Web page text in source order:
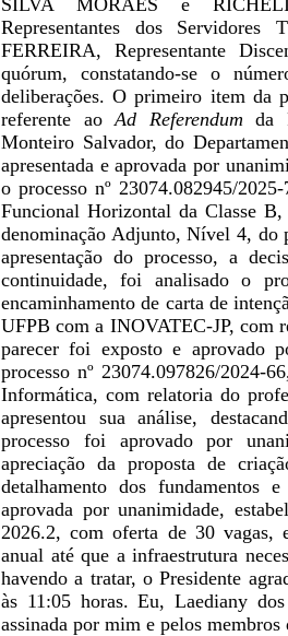
SILVA MORAES
e
Representantes dos
FERREIRA, Representante
quórum, constatando-se o
deliberações. O primeiro item da
referente aoAd Referendum da
Monteiro Salvador, do
apresentada e aprovada por
o processo nº 23074.082945/
Funcional Horizontal da Classe
denominação Adjunto, Nível 4, do
apresentação do processo, a
continuidade, foi analisado o
encaminhamento de carta de
UFPB com a INOVATEC-JP, com
parecer foi exposto e aprovado
processo nº 23074.097826/2024-
Informática, com relatoria do
apresentou sua análise,
processo foi aprovado por
apreciação da proposta de
detalhamento dos fundamentos
aprovada por unanimidade,
2026.2, com oferta de 30 vagas,
anual até que a infraestrutura
havendo a tratar, o Presidente
às 11:05 horas. Eu, Laediany
assinada por mim e pelos